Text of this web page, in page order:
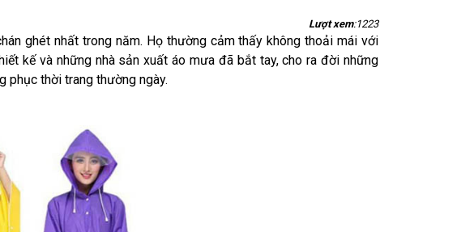
Lượt xem:1223
ghét nhất trong năm. Họ thường cảm thấy không thoải mái với
kế và những nhà sản xuất áo mưa đã bắt tay, cho ra đời những
phục thời trang thường ngày.